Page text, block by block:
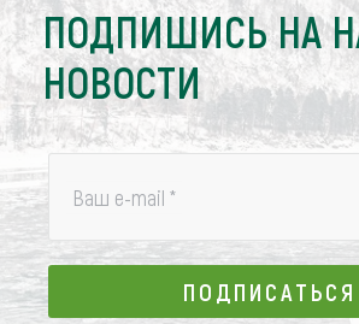
ПОДПИШИСЬ НА
НОВОСТИ
Ваш e-mail *
ПОДПИСАТЬСЯ